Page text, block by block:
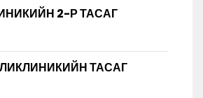
2-Р ТАСАГ
ТАСАГ